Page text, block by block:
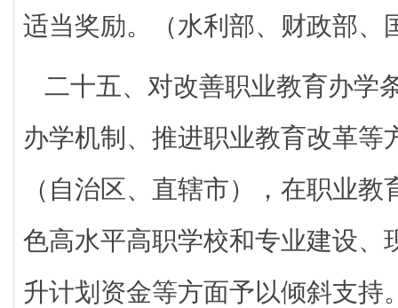
适当奖励。（水利部、财政部、
二十五、对改善职业教育办学
办学机制、推进职业教育改革等
（自治区、直辖市），在职业
色高水平高职学校和专业建设、
升计划资金等方面予以倾斜支持